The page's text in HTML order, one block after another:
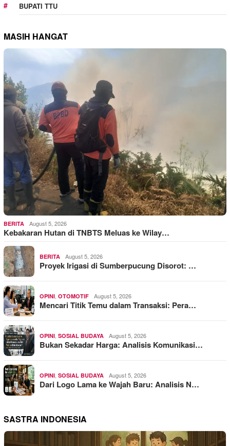
BUPATI TTU
MASIH HANGAT
BERITA August 5, 2026
Kebakaran Hutan di TNBTS Meluas ke Wilay…
BERITA August 5, 2026
Proyek Irigasi di Sumberpucung Disorot: …
OPINI OTOMOTIF August 5, 2026
Mencari Titik Temu dalam Transaksi: Pera…
OPINI SOSIAL BUDAYA August 5, 2026
Bukan Sekadar Harga: Analisis Komunikasi…
OPINI SOSIAL BUDAYA August 5, 2026
Dari Logo Lama ke Wajah Baru: Analisis N…
SASTRA INDONESIA